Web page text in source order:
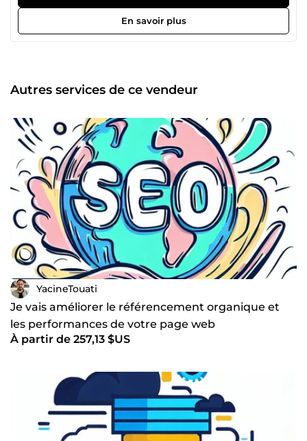
En savoir plus
Autres services de ce vendeur
YacineTouati
Je vais améliorer le référencement organique et
les performances de votre page web
À partir de 257,13 $US